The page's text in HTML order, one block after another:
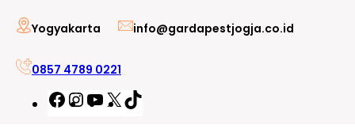
konten
Yogyakarta info@gardapestjogja.co.id
0857 4789 0221
Facebook
Instagram
YouTube
X